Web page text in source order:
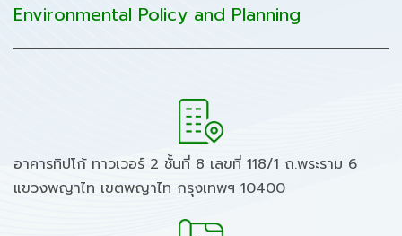
Environmental Policy and Planning
อาคารทิปโก้ ทาวเวอร์ 2 ชั้นที่ 8 เลขที่ 118/1 ถ.พระราม 6
แขวงพญาไท เขตพญาไท กรุงเทพฯ 10400